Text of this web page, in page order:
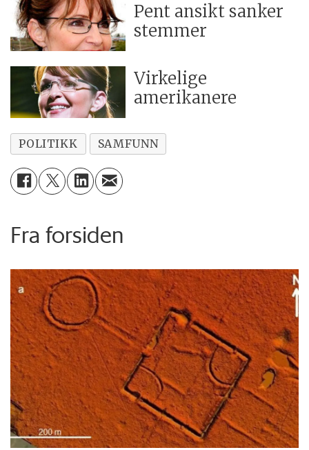
Pent ansikt sanker
stemmer
Virkelige
amerikanere
POLITIKK SAMFUNN
Fra forsiden